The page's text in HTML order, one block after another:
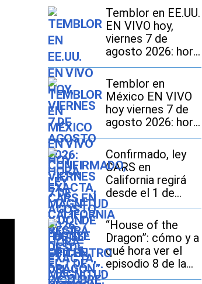
Temblor en EE.UU.
EN VIVO hoy,
viernes 7 de
agosto 2026: hora
exacta, magnitud y
dónde fue el
epicentro del
último sismo
Temblor en
México EN VIVO
hoy viernes 7 de
agosto 2026: hora
exacta, magnitud y
dónde fue el
epicentro del
último
Confirmado, ley
CARS en
California regirá
desde el 1 de
octubre: en qué
consiste y qué
tarifas pueden
pagar los
compradores de
vehículos usados
“House of the
Dragon”: cómo y a
qué hora ver el
episodio 8 de la
temporada 3